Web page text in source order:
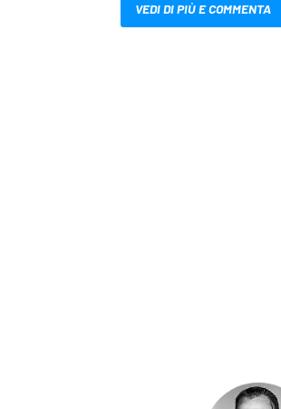
VEDI DI PIÙ E COMMENTA